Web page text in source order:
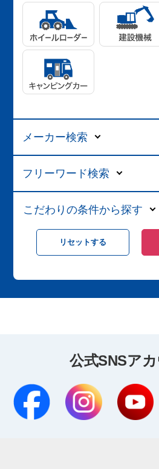
メーカー検索
フリーワード検索
こだわりの条件から探す
公式SNSア